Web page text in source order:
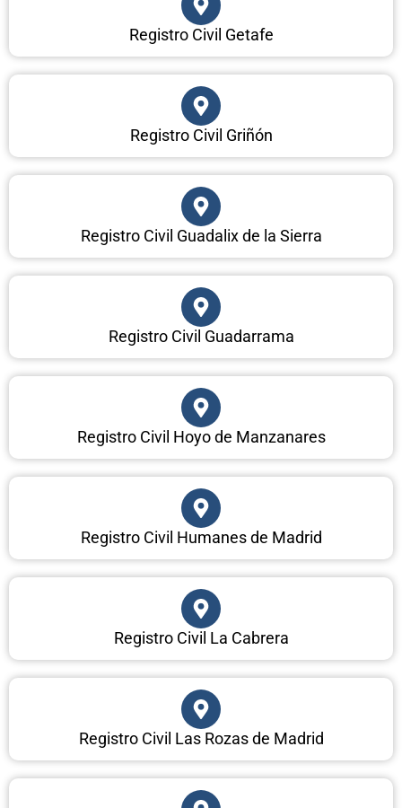
Registro Civil Getafe
Registro Civil Griñón
Registro Civil Guadalix de la Sierra
Registro Civil Guadarrama
Registro Civil Hoyo de Manzanares
Registro Civil Humanes de Madrid
Registro Civil La Cabrera
Registro Civil Las Rozas de Madrid